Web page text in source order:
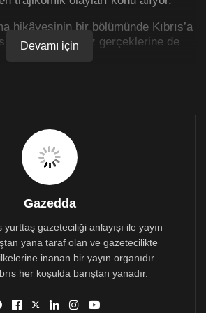
hikâyesinin bir bölümünde Kıbrıs’a
oyun ülkemiz gerçeklerine de
tarihleri ve yerleri şöyle:
Barış Manço Parkı
Devamı için
Gazedda
yurttaş gazeteciliği anlayışı ile yayın
yana taraf olan ve gazetecilikte
inanan bir yayın organıdır.
her koşulda barıştan yanadır.